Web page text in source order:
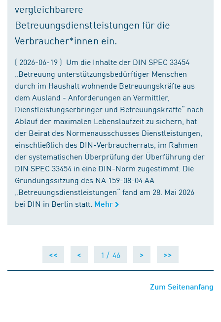
vergleichbarere
Betreuungsdienstleistungen für die
Verbraucher*innen ein.
( 2026-06-19 ) Um die Inhalte der DIN SPEC 33454
„Betreuung unterstützungsbedürftiger Menschen
durch im Haushalt wohnende Betreuungskräfte aus
dem Ausland - Anforderungen an Vermittler,
Dienstleistungserbringer und Betreuungskräfte“ nach
Ablauf der maximalen Lebenslaufzeit zu sichern, hat
der Beirat des Normenausschusses Dienstleistungen,
einschließlich des DIN-Verbraucherrats, im Rahmen
der systematischen Überprüfung der Überführung der
DIN SPEC 33454 in eine DIN-Norm zugestimmt. Die
Gründungssitzung des NA 159-08-04 AA
„Betreuungsdienstleistungen“ fand am 28. Mai 2026
bei DIN in Berlin statt. Mehr
<< < 1 / 46 > >>
Zum Seitenanfang